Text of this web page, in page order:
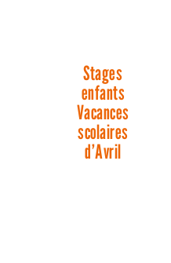
Stages
enfants
Vacances
scolaires
d’Avril